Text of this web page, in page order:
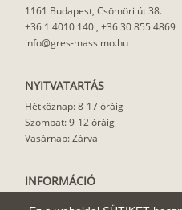
1161 Budapest, Csömöri út 38.
+36 1 4010 140 , +36 30 855 4869
info@gres-massimo.hu
NYITVATARTÁS
Hétköznap: 8-17 óráig
Szombat: 9-12 óráig
Vasárnap: Zárva
INFORMÁCIÓ